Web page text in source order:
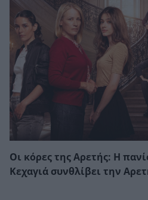
Οι κόρες της Αρετής: Η
Κεχαγιά συνθλίβει την